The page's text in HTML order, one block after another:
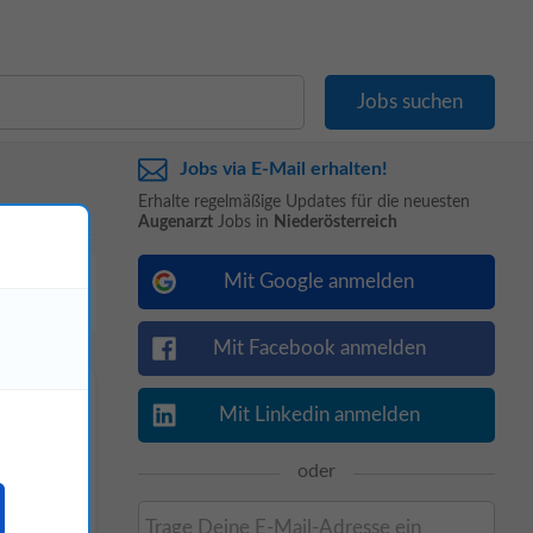
Jobs via E-Mail erhalten!
Erhalte regelmäßige Updates für die neuesten
Augenarzt Jobs in Niederösterreich
Mit Google anmelden
Mit Facebook anmelden
Mit Linkedin anmelden
oder